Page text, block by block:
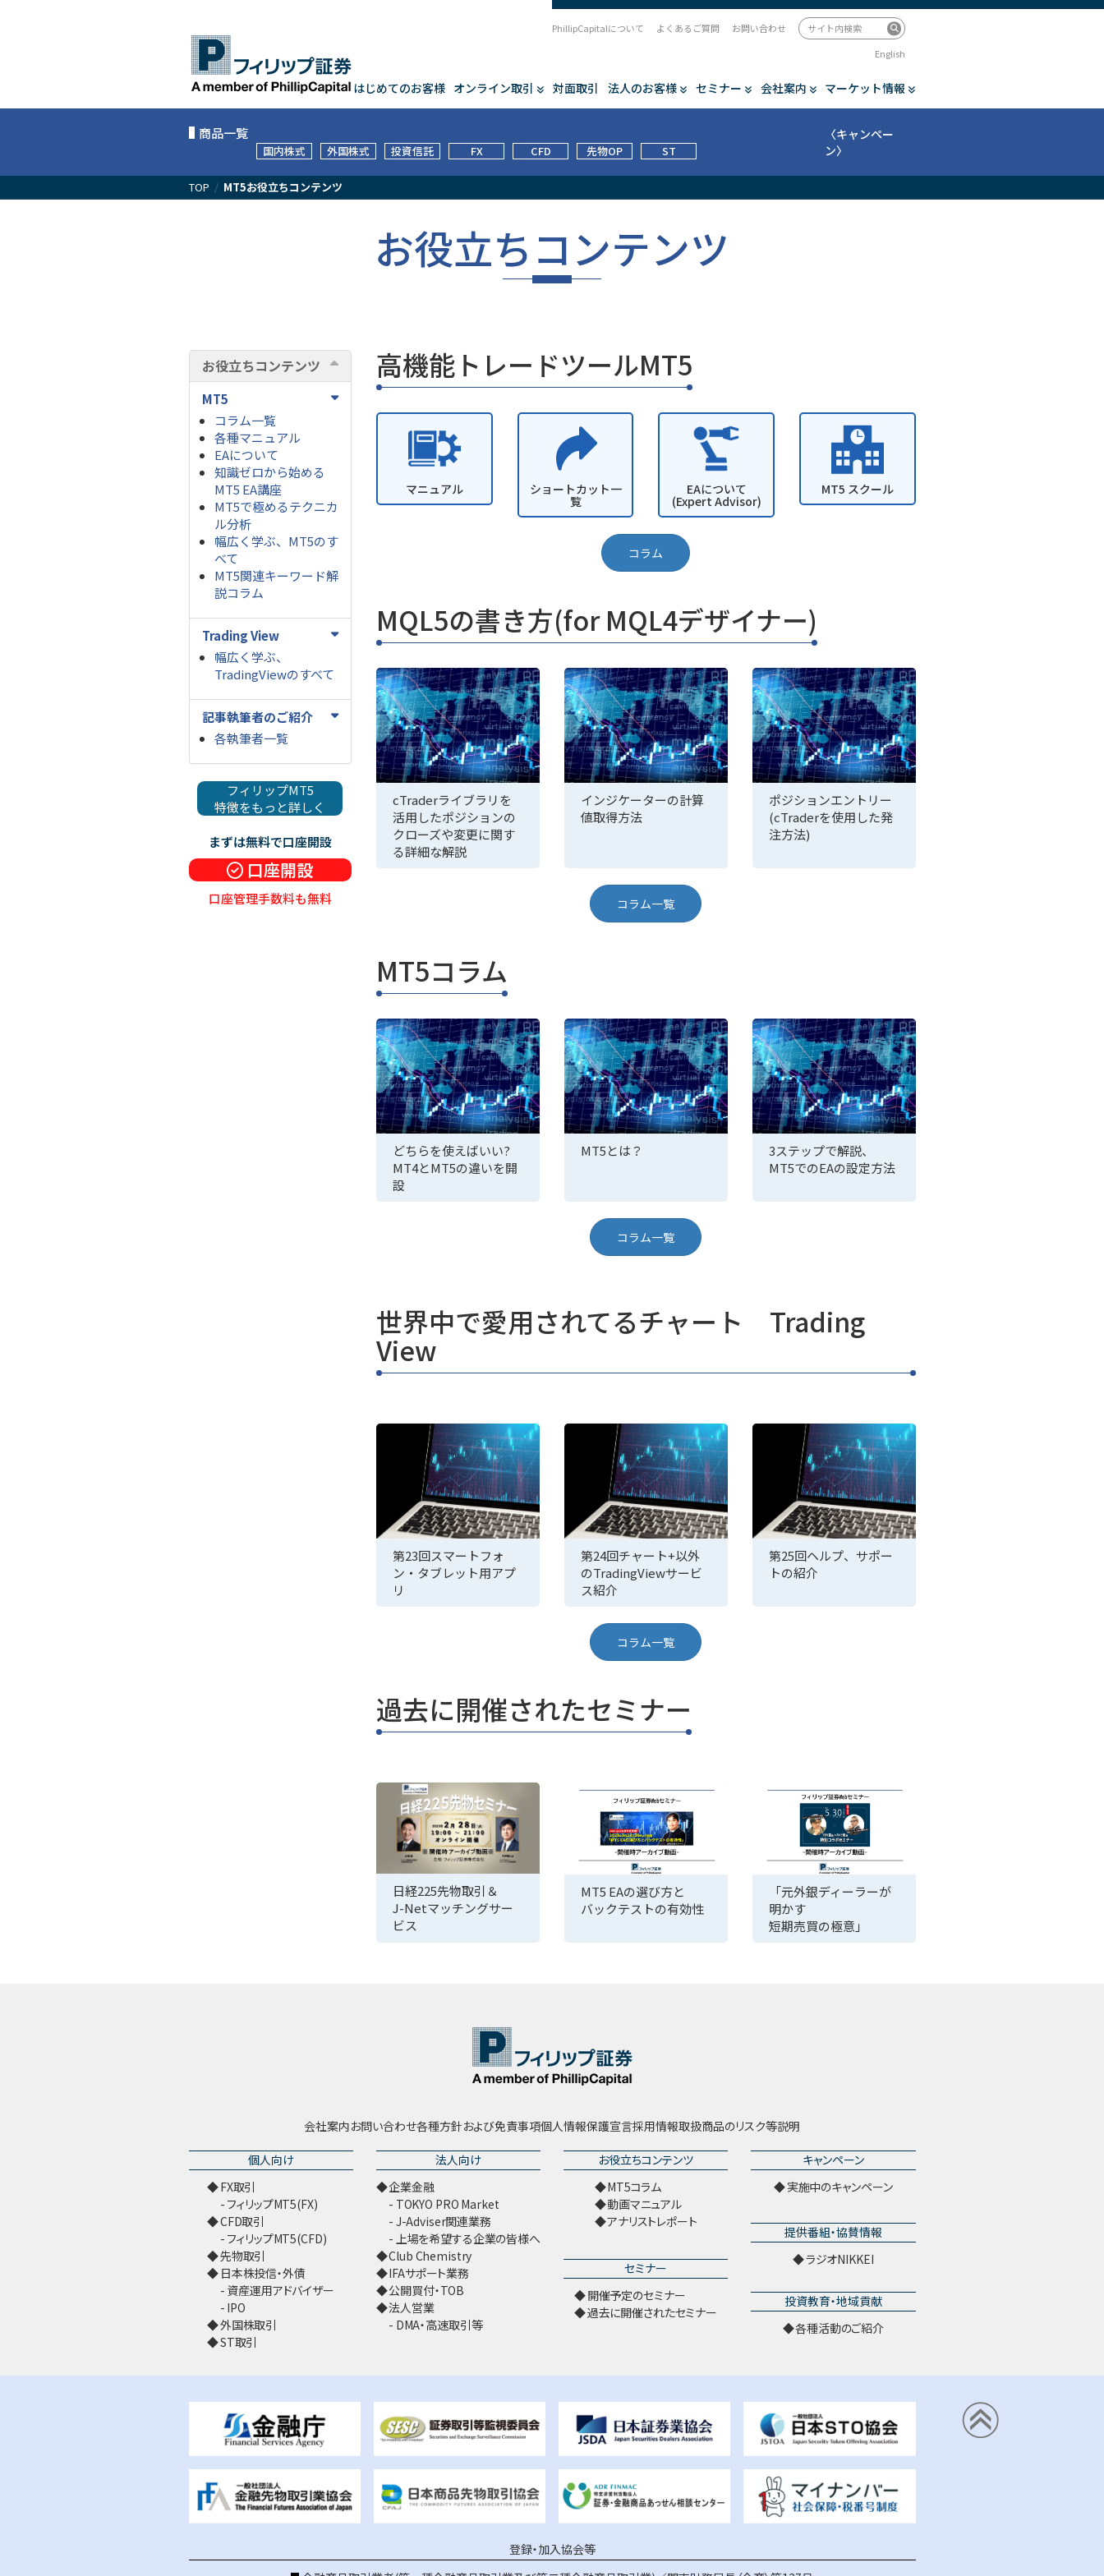
はじめてのお客様 オンライン取引 対面取引 法人のお客様 セミナー 会社案内 マーケット情報
PhillipCapitalについて よくあるご質問
お問い合わせ
English
商品一覧
国内株式 外国株式 投資信託 FX CFD 先物OP ST
〈キャンペー
ン〉
TOP / MT5お役立ちコンテンツ
お役立ちコンテンツ
お役立ちコンテンツ
MT5
コラム一覧
各種マニュアル
EAについて
知識ゼロから始める
MT5 EA講座
MT5で極めるテクニカ
ル分析
幅広く学ぶ、MT5のす
べて
MT5関連キーワード解
説コラム
Trading View
幅広く学ぶ、
TradingViewのすべて
記事執筆者のご紹介
各執筆者一覧
フィリップMT5
特徴をもっと詳しく
まずは無料で口座開設
口座開設
口座管理手数料も無料
高機能トレードツールMT5
マニュアル ショートカット一
覧
EAについて
(Expert Advisor)
MT5 スクール
コラム
MQL5の書き方(for MQL4デザイナー)
cTraderライブラリを
活用したポジションの
クローズや変更に関す
る詳細な解説
インジケーターの計算
値取得方法
ポジションエントリー
(cTraderを使用した発
注方法)
コラム一覧
MT5コラム
どちらを使えばいい?
MT4とMT5の違いを開
設
MT5とは？
3ステップで解説、
MT5でのEAの設定方法
コラム一覧
世界中で愛用されてるチャート Trading
View
第23回スマートフォ
ン・タブレット用アプ
リ
第24回チャート+以外
のTradingViewサービ
ス紹介
第25回ヘルプ、サポー
トの紹介
コラム一覧
過去に開催されたセミナー
日経225先物取引＆
J-Netマッチングサー
ビス
MT5 EAの選び方と
バックテストの有効性
「元外銀ディーラーが
明かす
短期売買の極意」
会社案内お問い合わせ各種方針および免責事項個人情報保護宣言採用情報取扱商品のリスク等説明
個人向け
FX取引
フィリップMT5(FX)
CFD取引
フィリップMT5(CFD)
先物取引
日本株投信・外債
資産運用アドバイザー
IPO
外国株取引
ST取引
法人向け
企業金融
TOKYO PRO Market
J-Adviser関連業務
上場を希望する企業の皆様へ
Club Chemistry
IFAサポート業務
公開買付・TOB
法人営業
DMA・高速取引等
お役立ちコンテンツ
MT5コラム
動画マニュアル
アナリストレポート
セミナー
開催予定のセミナー
過去に開催されたセミナー
キャンペーン
実施中のキャンペーン
提供番組・協賛情報
ラジオNIKKEI
投資教育・地域貢献
各種活動のご紹介
登録・加入協会等